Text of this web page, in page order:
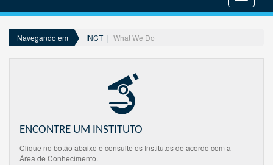
menu
Navegando em INCT What We Do
ENCONTRE UM INSTITUTO
Clique no botão abaixo e consulte os Institutos de acordo com a
Área de Conhecimento.